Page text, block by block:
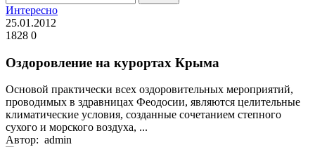
Интересно
25.01.2012
1828 0
Оздоровление на курортах Крыма
Основой практически всех оздоровительных мероприятий,
проводимых в здравницах Феодосии, являются целительные
климатические условия, созданные сочетанием степного
сухого и морского воздуха, ...
Автор: admin